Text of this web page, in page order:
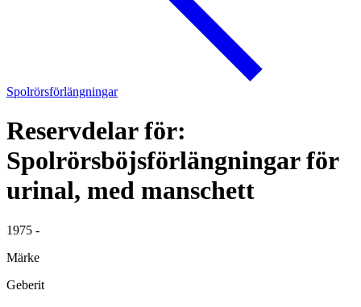
Spolrörsförlängningar
Reservdelar för:
Spolrörsböjsförlängningar för
urinal, med manschett
1975 -
Märke
Geberit